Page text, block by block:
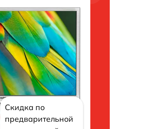
Скидка по
предварительной